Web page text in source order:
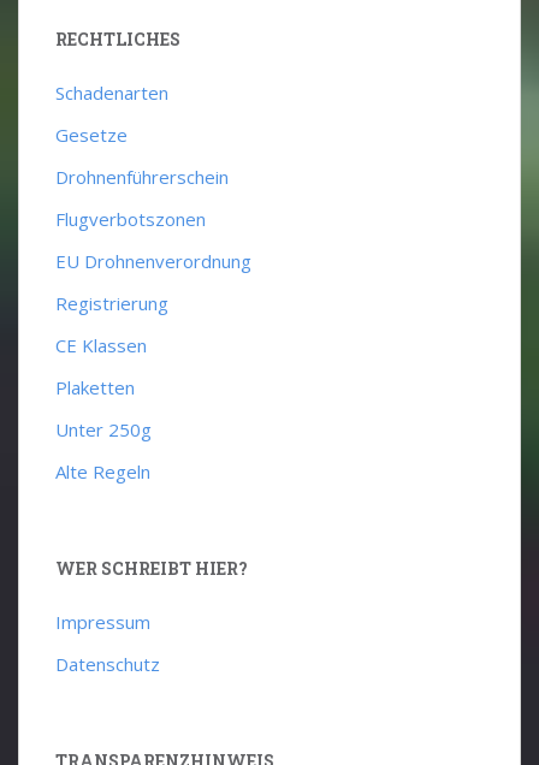
RECHTLICHES
Schadenarten
Gesetze
Drohnenführerschein
Flugverbotszonen
EU Drohnenverordnung
Registrierung
CE Klassen
Plaketten
Unter 250g
Alte Regeln
WER SCHREIBT HIER?
Impressum
Datenschutz